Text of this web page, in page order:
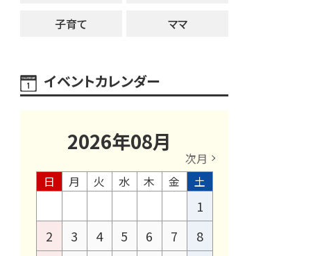
子育て
ママ
イベントカレンダー
2026年08月
次月
日
月 火 水 木 金 土
1
2
3 4 5 6 7
8